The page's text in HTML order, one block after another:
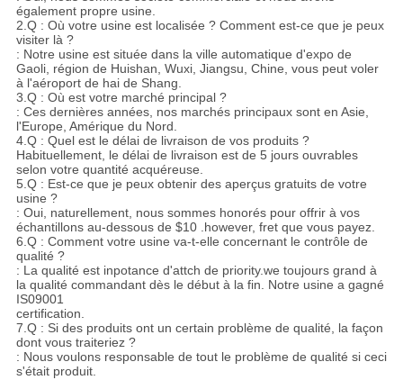
également propre usine.
2.Q : Où votre usine est localisée ? Comment est-ce que je peux
visiter là ?
: Notre usine est située dans la ville automatique d'expo de
Gaoli, région de Huishan, Wuxi, Jiangsu, Chine, vous peut voler
à l'aéroport de hai de Shang.
3.Q : Où est votre marché principal ?
: Ces dernières années, nos marchés principaux sont en Asie,
l'Europe, Amérique du Nord.
4.Q : Quel est le délai de livraison de vos produits ?
Habituellement, le délai de livraison est de 5 jours ouvrables
selon votre quantité acquéreuse.
5.Q : Est-ce que je peux obtenir des aperçus gratuits de votre
usine ?
: Oui, naturellement, nous sommes honorés pour offrir à vos
échantillons au-dessous de $10 .however, fret que vous payez.
6.Q : Comment votre usine va-t-elle concernant le contrôle de
qualité ?
: La qualité est inpotance d'attch de priority.we toujours grand à
la qualité commandant dès le début à la fin. Notre usine a gagné
IS09001
certification.
7.Q : Si des produits ont un certain problème de qualité, la façon
dont vous traiteriez ?
: Nous voulons responsable de tout le problème de qualité si ceci
s'était produit.